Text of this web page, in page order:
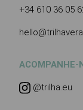
+34 610 36 05
ACOMPANHE-
@trilha.eu